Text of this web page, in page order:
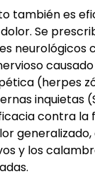
también es
Se
neurológicos
(herpes
inquietas
contra la
generalizado,
y los